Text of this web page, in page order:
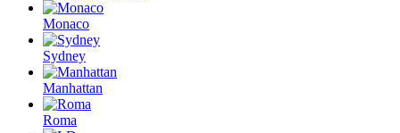
Monaco
Sydney
Manhattan
Roma